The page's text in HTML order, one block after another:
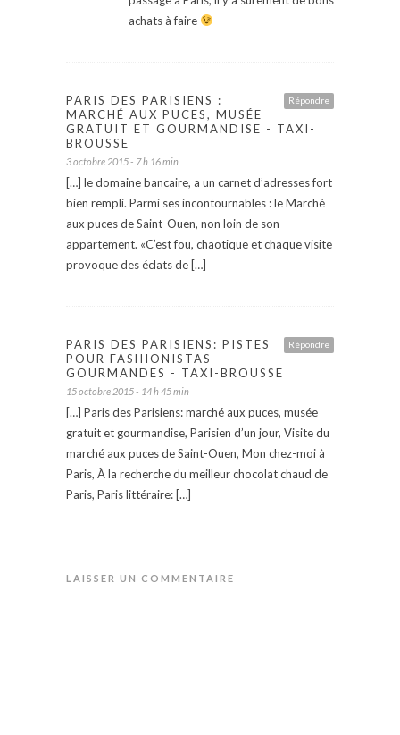
achats à faire
Répondre
PARIS DES PARISIENS :
MARCHÉ AUX PUCES, MUSÉE
GRATUIT ET GOURMANDISE - TAXI-
BROUSSE
3 octobre 2015 - 7 h 16 min
[…] le domaine bancaire, a un carnet d’adresses fort
bien rempli. Parmi ses incontournables : le Marché
aux puces de Saint-Ouen, non loin de son
appartement. «C’est fou, chaotique et chaque visite
provoque des éclats de […]
Répondre
PARIS DES PARISIENS: PISTES
POUR FASHIONISTAS
GOURMANDES - TAXI-BROUSSE
15 octobre 2015 - 14 h 45 min
[…] Paris des Parisiens: marché aux puces, musée
gratuit et gourmandise, Parisien d’un jour, Visite du
marché aux puces de Saint-Ouen, Mon chez-moi à
Paris, À la recherche du meilleur chocolat chaud de
Paris, Paris littéraire: […]
LAISSER UN COMMENTAIRE